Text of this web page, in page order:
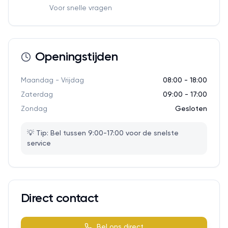
Voor snelle vragen
Openingstijden
Maandag - Vrijdag
08:00 - 18:00
Zaterdag
09:00 - 17:00
Zondag
Gesloten
💡 Tip: Bel tussen 9:00-17:00 voor de snelste
service
Direct contact